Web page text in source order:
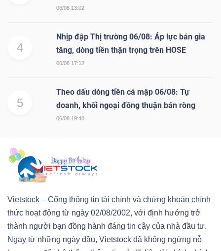
06/08 13:02
4
Nhịp đập Thị trường 06/08: Áp lực bán gia
tăng, dòng tiền thận trọng trên HOSE
06/08 17:12
5
Theo dấu dòng tiền cá mập 06/08: Tự
doanh, khối ngoại đồng thuận bán ròng
06/08 19:40
Vietstock – Cổng thông tin tài chính và chứng khoán chính
thức hoạt động từ ngày 02/08/2002, với định hướng trở
thành người bạn đồng hành đáng tin cậy của nhà đầu tư.
Ngay từ những ngày đầu, Vietstock đã không ngừng nỗ